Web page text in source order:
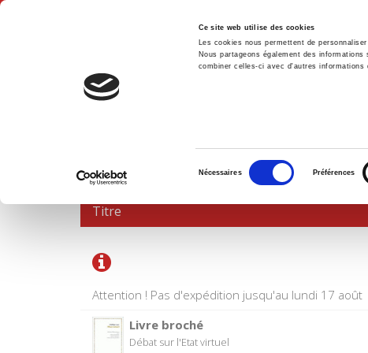
Ce site web utilise des cookies
Les cookies nous permettent de
Nous partageons également des
combiner celles-ci avec d'autres
consentement
Nécessaires Préférences
Accueil
PANIER D'ACHATS
Attention ! Pas d'expédition jusqu'au lundi 17 août
Titre
Livre broché
Débat sur l'Etat virtuel